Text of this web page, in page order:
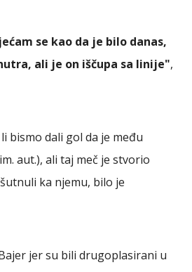
se kao da je bilo danas,
ali je on iščupa sa linije",
bismo dali gol da je među
aut.), ali taj meč je stvorio
ka njemu, bilo je
jer su bili drugoplasirani u